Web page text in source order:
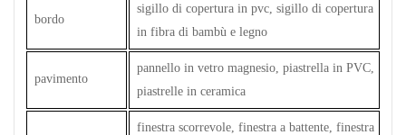
bordo
sigillo di copertura in pvc, sigillo di copertura
in fibra di bambù e legno
pavimento
pannello in vetro magnesio, piastrella in PVC,
piastrelle in ceramica
finestra scorrevole, finestra a battente, finestra